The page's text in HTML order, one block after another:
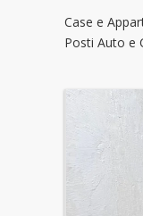
Case e
Posti Auto e